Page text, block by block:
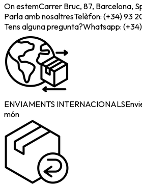
On estemCarrer Bruc, 87, Barcelona,
Parla amb nosaltresTelèfon: (+34) 93
Tens alguna pregunta?Whatsapp:
ENVIAMENTS INTERNACIONALS
món